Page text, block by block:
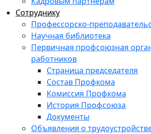
Сотруднику
Профессорско-
Научная библиотека
Первичная профсоюзная
работников
Страница председателя
Состав Профкома
Комиссия Профкома
История Профсоюза
Документы
Объявления о